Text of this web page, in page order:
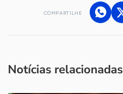
COMPARTILHE
Notícias relacionadas